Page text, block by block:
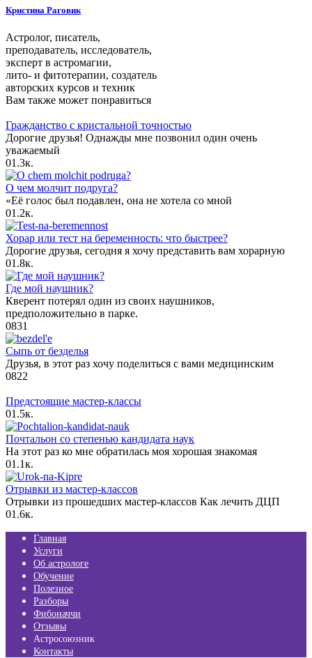
Кристина Раговик
Астролог, писатель,
преподаватель, исследователь,
эксперт в астромагии,
лито- и фитотерапии, создатель
авторских курсов и техник
Вам также может понравиться
Гражданство с кристальной точностью
Дорогие друзья! Однажды мне позвонил один очень
уважаемый
01.3к.
О чем молчит подруга?
«Её голос был подавлен, она не хотела со мной
01.2к.
Хорар или тест на беременность: что быстрее?
Дорогие друзья, сегодня я хочу представить вам хорарную
01.8к.
Где мой наушник?
Кверент потерял один из своих наушников,
предположительно в парке.
0831
Сыпь от безделья
Друзья, в этот раз хочу поделиться с вами медицинским
0822
Предстоящие мастер-классы
01.5к.
Почтальон со степенью кандидата наук
На этот раз ко мне обратилась моя хорошая знакомая
01.1к.
Отрывки из мастер-классов
Отрывки из прошедших мастер-классов Как лечить ДЦП
01.6к.
Главная
Услуги
Об астрологе
Обучение
Полезное
Разборы
Фибоначчи
Отзывы
Астросоюзник
Контакты